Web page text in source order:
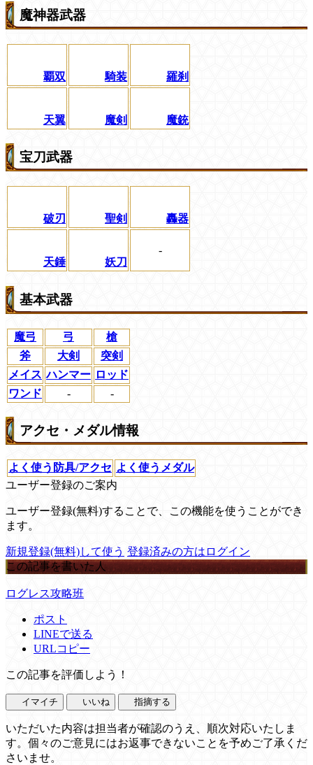
魔神器武器
覇双 騎装 羅刹
天翼 魔剣 魔銃
宝刀武器
破刃 聖剣 轟器
天錘 妖刀
-
基本武器
魔弓 弓
槍
斧
大剣
突剣
メイス ハンマー ロッド
ワンド
- -
アクセ・メダル情報
よく使う防具/アクセ よく使うメダル
ユーザー登録のご案内
ユーザー登録(無料)することで、この機能を使うことができ
ます。
新規登録(無料)して使う 登録済みの方はログイン
この記事を書いた人
ログレス攻略班
ポスト
LINEで送る
URLコピー
この記事を評価しよう！
イマイチ いいね 指摘する
いただいた内容は担当者が確認のうえ、順次対応いたしま
す。個々のご意見にはお返事できないことを予めご了承くだ
さいませ。